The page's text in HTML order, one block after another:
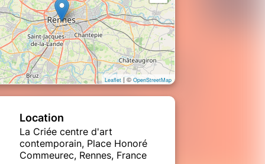
Leaflet | © OpenStreetMap
Location
La Criée centre d'art
contemporain, Place Honoré
Commeurec, Rennes, France